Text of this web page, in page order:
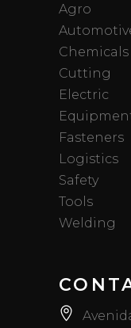
Agro
Chemicals
Cutting
Electric
Fasteners
Logistics
Safety
Tools
Welding